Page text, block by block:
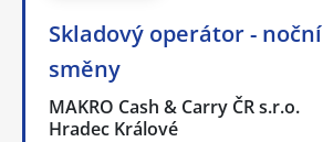
Skladový operátor - noční
směny
MAKRO Cash & Carry ČR s.r.o.
Hradec Králové